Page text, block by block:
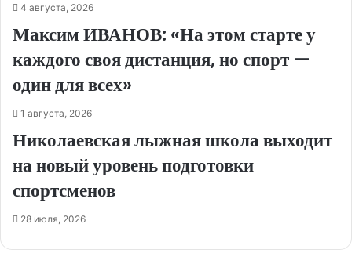
4 августа, 2026
Максим ИВАНОВ: «На этом старте у
каждого своя дистанция, но спорт —
один для всех»
1 августа, 2026
Николаевская лыжная школа выходит
на новый уровень подготовки
спортсменов
28 июля, 2026